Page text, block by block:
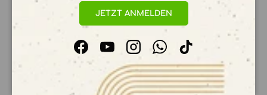
ZAHLUNGSMÖGLICHKEITEN
Ihre Zahlungsinformationen werden sicher
verarbeitet. Wir speichern keine
JETZT ANMELDEN
FacebookYouTubeInstagramWhatsApp
TikTok